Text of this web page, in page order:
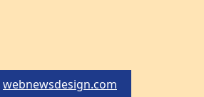
webnewsdesign.com